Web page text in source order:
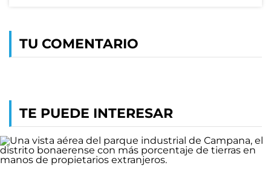
TU COMENTARIO
TE PUEDE INTERESAR